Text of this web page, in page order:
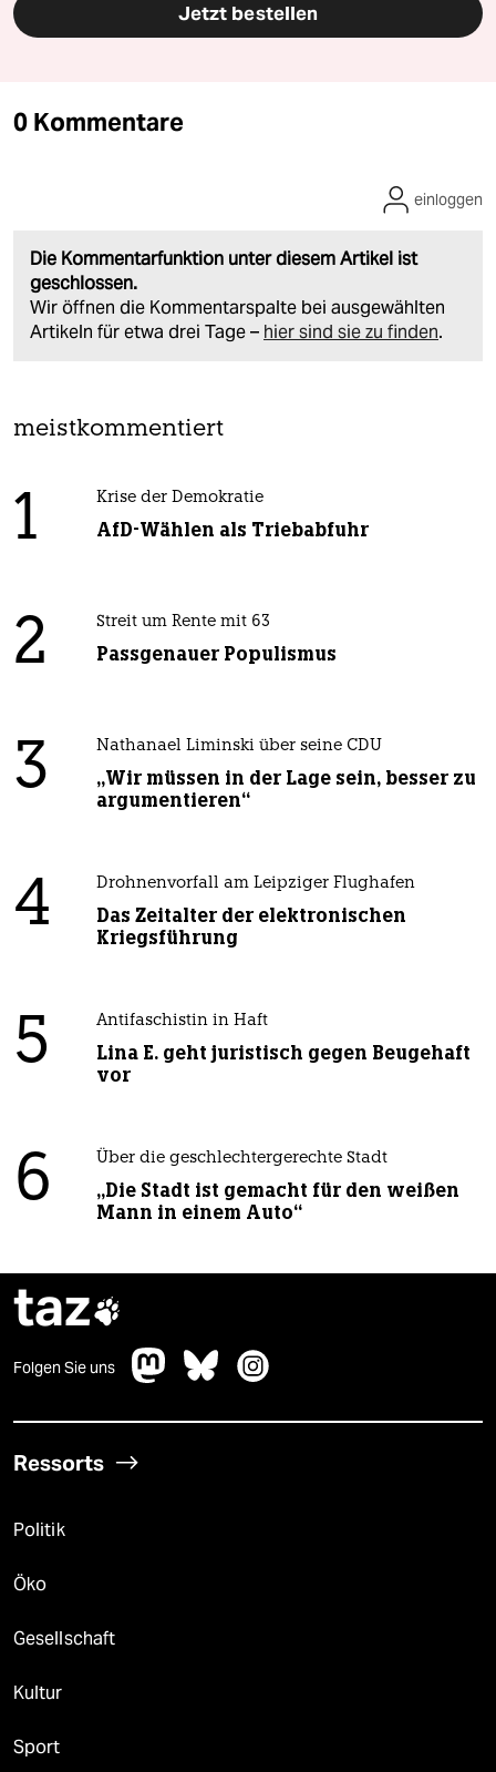
Jetzt bestellen
0 Kommentare
Die Kommentarfunktion unter diesem Artikel ist
geschlossen.
Wir öffnen die Kommentarspalte bei ausgewählten
Artikeln für etwa drei Tage – hier sind sie zu finden.
einloggen
meistkommentiert
1 Krise der Demokratie
AfD-Wählen als Triebabfuhr
2 Streit um Rente mit 63
Passgenauer Populismus
3 Nathanael Liminski über seine CDU
„Wir müssen in der Lage sein, besser zu
argumentieren“
4 Drohnenvorfall am Leipziger Flughafen
Das Zeitalter der elektronischen
Kriegsführung
5 Antifaschistin in Haft
Lina E. geht juristisch gegen Beugehaft
vor
6 Über die geschlechtergerechte Stadt
„Die Stadt ist gemacht für den weißen
Mann in einem Auto“
taz
Folgen Sie uns
Ressorts
Politik
Öko
Gesellschaft
Kultur
Sport